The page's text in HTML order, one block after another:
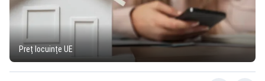
Preț locuințe UE